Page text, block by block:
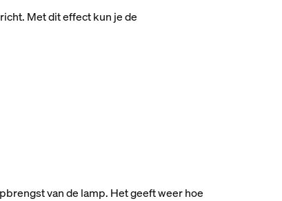
Met dit effect kun je de
van de lamp. Het geeft weer hoe